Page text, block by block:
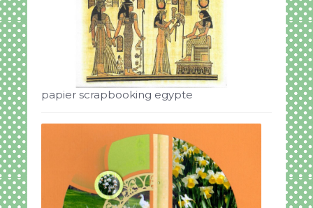
papier scrapbooking egypte